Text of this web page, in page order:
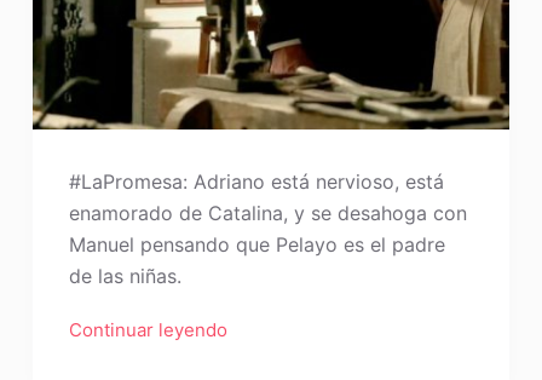
#LaPromesa: Adriano está nervioso, está
enamorado de Catalina, y se desahoga con
Manuel pensando que Pelayo es el padre
de las niñas.
Continuar leyendo